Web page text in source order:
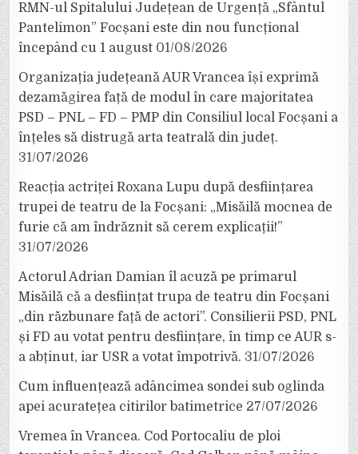
RMN-ul Spitalului Județean de Urgență „Sfântul
Pantelimon” Focșani este din nou funcțional
începând cu 1 august 01/08/2026
Organizația județeană AUR Vrancea își exprimă
dezamăgirea față de modul în care majoritatea
PSD – PNL – FD – PMP din Consiliul local Focșani a
înțeles să distrugă arta teatrală din județ.
31/07/2026
Reacția actriței Roxana Lupu după desființarea
trupei de teatru de la Focșani: „Misăilă mocnea de
furie că am îndrăznit să cerem explicații!”
31/07/2026
Actorul Adrian Damian îl acuză pe primarul
Misăilă că a desființat trupa de teatru din Focșani
„din răzbunare față de actori”. Consilierii PSD, PNL
și FD au votat pentru desființare, în timp ce AUR s-
a abținut, iar USR a votat împotrivă. 31/07/2026
Cum influențează adâncimea sondei sub oglinda
apei acuratețea citirilor batimetrice 27/07/2026
Vremea în Vrancea. Cod Portocaliu de ploi